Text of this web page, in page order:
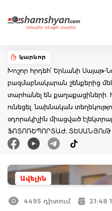
կարևոր
Խոշոր հրդեհ՝ Երևանի Սայաթ-
բազմաբնակարան շենքերից
տարհանել են քաղաքացիների.
ունեցել. նախնական
օդորակիչին միացված
ՖՈՏՈՌԵՊՈՐՏԱԺ, ՏԵՍԱՆՅՈւԹ
Ավելին
4495 դիտում 21:48